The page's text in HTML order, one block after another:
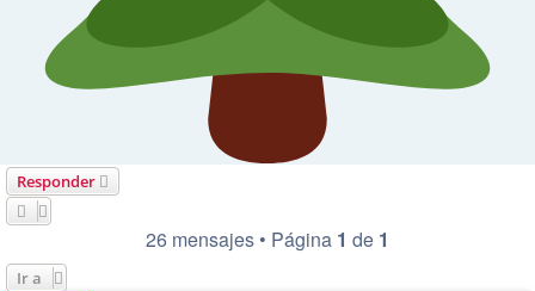
Responder
26 mensajes • Página 1 de 1
Ir a